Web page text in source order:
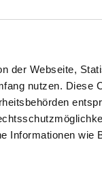
der Webseite,
nutzen.
Informationen wie